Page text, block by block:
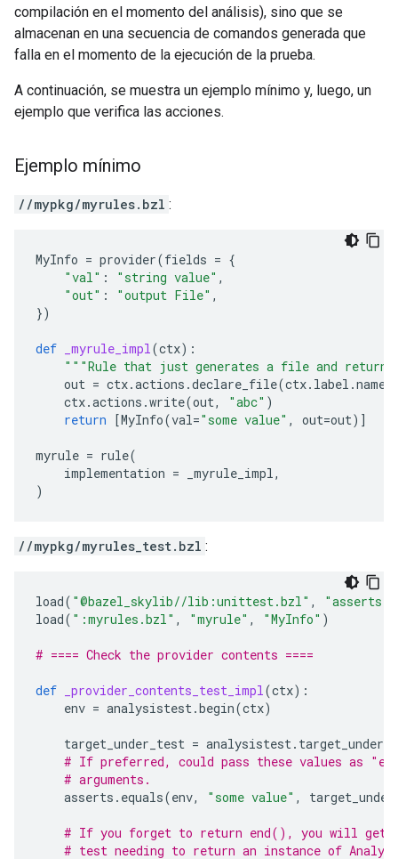
compilación en el momento del análisis), sino que se
almacenan en una secuencia de comandos generada que
falla en el momento de la ejecución de la prueba.
A continuación, se muestra un ejemplo mínimo y, luego, un
ejemplo que verifica las acciones.
Ejemplo mínimo
//mypkg/myrules.bzl :
MyInfo = provider(fields = {
"val" : "string value" ,
"out" : "output File" ,
})
def _myrule_impl(ctx):
"""Rule that just generates a file and
out = ctx.actions .declare_file(ctx. label .name
ctx.actions .write(out, "abc" )
return [MyInfo(val="some value" , out=out)]
myrule = rule(
implementation = _myrule_impl,
)
//mypkg/myrules_test.bzl :
load( "@bazel_skylib//lib:unittest.bzl" , "asserts"
load( ":myrules.bzl" , "myrule" , "MyInfo" )
# ==== Check the provider contents ====
def _provider_contents_test_impl(ctx):
env = analysistest.begin(ctx)
target_under_test = analysistest.
# If preferred, could pass these values as
# arguments.
asserts . equals(env, "some value" ,
# If you forget to return end(), you will get
# test needing to return an instance of